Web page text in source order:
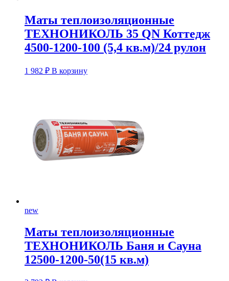
Маты теплоизоляционные
ТЕХНОНИКОЛЬ 35 QN Коттедж
4500-1200-100 (5,4 кв.м)/24 рулон
1 982 ₽ В корзину
new
Маты теплоизоляционные
ТЕХНОНИКОЛЬ Баня и Сауна
12500-1200-50(15 кв.м)